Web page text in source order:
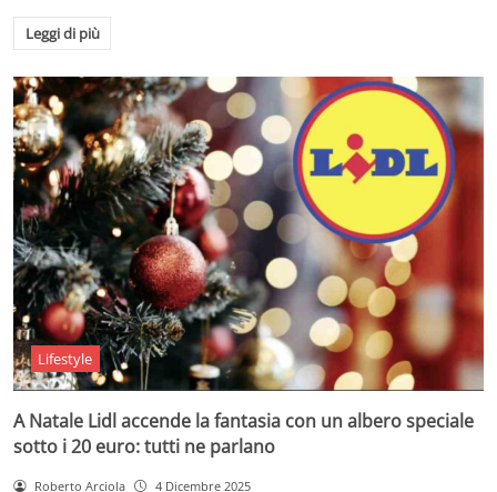
Leggi di più
Lifestyle
A Natale Lidl accende la fantasia con un albero speciale
sotto i 20 euro: tutti ne parlano
Roberto Arciola 4 Dicembre 2025